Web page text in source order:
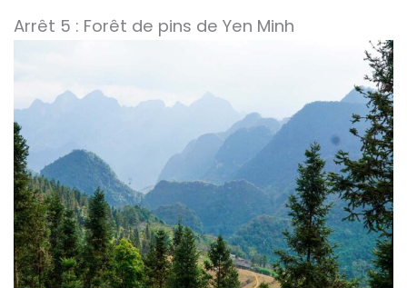
Arrêt 5 : Forêt de pins de Yen Minh